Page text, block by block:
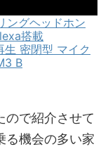
ングヘッドホン
搭載
密閉型 マイク
B
で紹介させて
る機会の多い家